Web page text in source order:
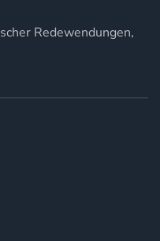
Redewendungen,